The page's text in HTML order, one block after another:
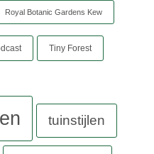
Royal Botanic Gardens Kew
Tiny Forest
tuinstijlen